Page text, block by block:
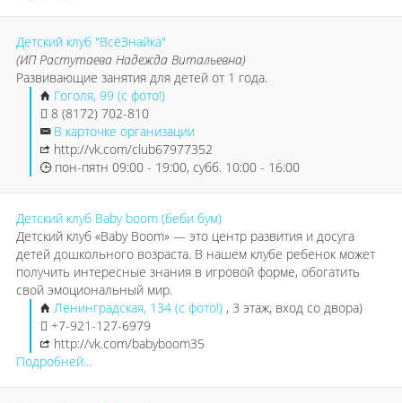
Детский клуб "ВсёЗнайка"
(ИП Растутаева Надежда Витальевна)
Развивающие занятия для детей от 1 года.
Гоголя, 99 (с фото!)
8 (8172) 702-810
В карточке организации
http://vk.com/club67977352
пон-пятн 09:00 - 19:00, субб. 10:00 - 16:00
Детский клуб Baby boom (беби бум)
Детский клуб «Baby Boom» — это центр развития и досуга
детей дошкольного возраста. В нашем клубе ребенок может
получить интересные знания в игровой форме, обогатить
свой эмоциональный мир.
Ленинградская, 134 (с фото!) , 3 этаж, вход со двора)
+7-921-127-6979
http://vk.com/babyboom35
Подробней...